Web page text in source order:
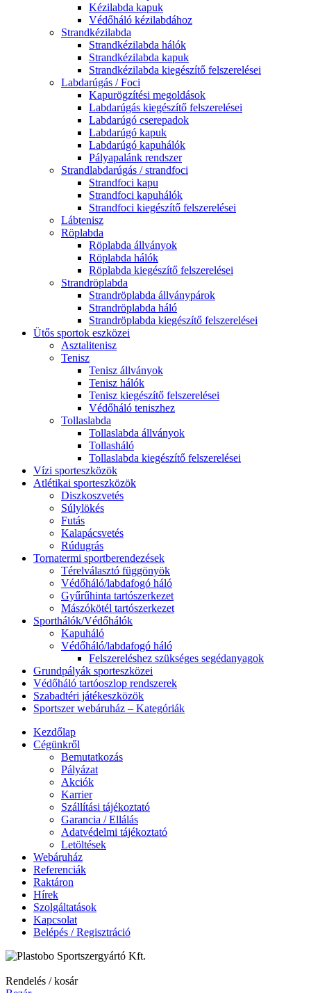
Kézilabda kapuk
Védőháló kézilabdához
Strandkézilabda
Strandkézilabda hálók
Strandkézilabda kapuk
Strandkézilabda kiegészítő felszerelései
Labdarúgás / Foci
Kapurögzítési megoldások
Labdarúgás kiegészítő felszerelései
Labdarúgó cserepadok
Labdarúgó kapuk
Labdarúgó kapuhálók
Pályapalánk rendszer
Strandlabdarúgás / strandfoci
Strandfoci kapu
Strandfoci kapuhálók
Strandfoci kiegészítő felszerelései
Lábtenisz
Röplabda
Röplabda állványok
Röplabda hálók
Röplabda kiegészítő felszerelései
Strandröplabda
Strandröplabda állványpárok
Strandröplabda háló
Strandröplabda kiegészítő felszerelései
Ütős sportok eszközei
Asztalitenisz
Tenisz
Tenisz állványok
Tenisz hálók
Tenisz kiegészítő felszerelései
Védőháló teniszhez
Tollaslabda
Tollaslabda állványok
Tollasháló
Tollaslabda kiegészítő felszerelései
Vízi sporteszközök
Atlétikai sporteszközök
Diszkoszvetés
Súlylökés
Futás
Kalapácsvetés
Rúdugrás
Tornatermi sportberendezések
Térelválasztó függönyök
Védőháló/labdafogó háló
Gyűrűhinta tartószerkezet
Mászókötél tartószerkezet
Sporthálók/Védőhálók
Kapuháló
Védőháló/labdafogó háló
Felszereléshez szükséges segédanyagok
Grundpályák sporteszközei
Védőháló tartóoszlop rendszerek
Szabadtéri játékeszközök
Sportszer webáruház – Kategóriák
Kezdőlap
Cégünkről
Bemutatkozás
Pályázat
Akciók
Karrier
Szállítási tájékoztató
Garancia / Ellálás
Adatvédelmi tájékoztató
Letöltések
Webáruház
Referenciák
Raktáron
Hírek
Szolgáltatások
Kapcsolat
Belépés / Regisztráció
Rendelés / kosár